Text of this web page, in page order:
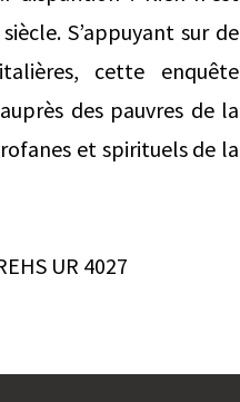
S’appuyant sur de
cette enquête
des pauvres de la
et spirituels de la
UR 4027